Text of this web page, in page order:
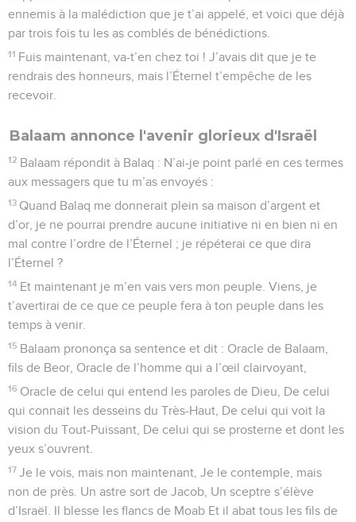
ennemis à la malédiction que je t’ai appelé, et voici que déjà
par trois fois tu les as comblés de bénédictions.
11 Fuis maintenant, va-t’en chez toi ! J’avais dit que je te
rendrais des honneurs, mais l’Éternel t’empêche de les
recevoir.
Balaam annonce l'avenir glorieux d'Israël
12 Balaam répondit à Balaq : N’ai-je point parlé en ces termes
aux messagers que tu m’as envoyés :
13 Quand Balaq me donnerait plein sa maison d’argent et
d’or, je ne pourrai prendre aucune initiative ni en bien ni en
mal contre l’ordre de l’Éternel ; je répéterai ce que dira
l’Éternel ?
14 Et maintenant je m’en vais vers mon peuple. Viens, je
t’avertirai de ce que ce peuple fera à ton peuple dans les
temps à venir.
15 Balaam prononça sa sentence et dit : Oracle de Balaam,
fils de Beor, Oracle de l’homme qui a l’œil clairvoyant,
16 Oracle de celui qui entend les paroles de Dieu, De celui
qui connait les desseins du Très-Haut, De celui qui voit la
vision du Tout-Puissant, De celui qui se prosterne et dont les
yeux s’ouvrent.
17 Je le vois, mais non maintenant, Je le contemple, mais
non de près. Un astre sort de Jacob, Un sceptre s’élève
d’Israël. Il blesse les flancs de Moab Et il abat tous les fils de